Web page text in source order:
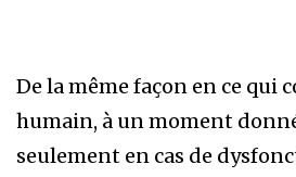
De la même façon en ce qui
humain, à un moment
seulement en cas de